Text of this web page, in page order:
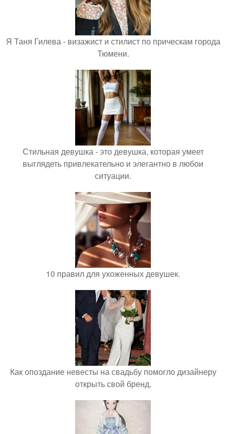
Я Таня Гилева - визажист и стилист по прическам города
Тюмени.
Стильная девушка - это девушка, которая умеет
выглядеть привлекательно и элегантно в любои
ситуации.
10 правил для ухоженных девушек.
Как опоздание невесты на свадьбу помогло дизайнеру
открыть свой бренд.